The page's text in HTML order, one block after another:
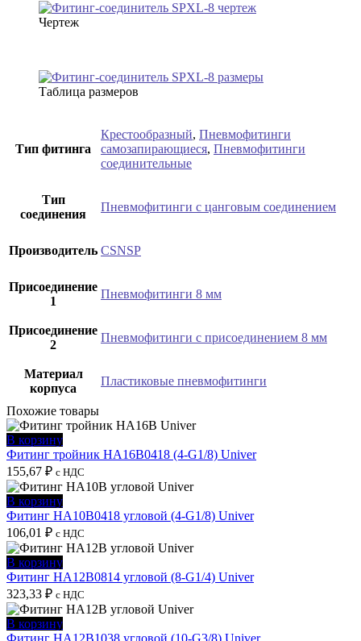
Чертеж
Таблица размеров
Тип фитинга
Крестообразный, Пневмофитинги
самозапирающиеся, Пневмофитинги
соединительные
Тип
соединения
Пневмофитинги с цанговым соединением
Производитель CSNSP
Присоединение
1
Пневмофитинги 8 мм
Присоединение
2
Пневмофитинги с присоединением 8 мм
Материал
корпуса
Пластиковые пневмофитинги
Похожие товары
В корзину
Фитинг тройник HA16B0418 (4-G1/8) Univer
155,67 ₽ с НДС
В корзину
Фитинг HA10B0418 угловой (4-G1/8) Univer
106,01 ₽ с НДС
В корзину
Фитинг HA12B0814 угловой (8-G1/4) Univer
323,33 ₽ с НДС
В корзину
Фитинг HA12B1038 угловой (10-G3/8) Univer